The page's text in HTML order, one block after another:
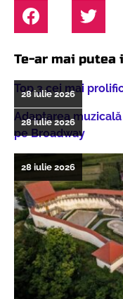
Te-ar mai putea
Top 3 cei mai
28 iulie 2026
Adaptarea
pe Broadway
28 iulie 2026
28 iulie 2026